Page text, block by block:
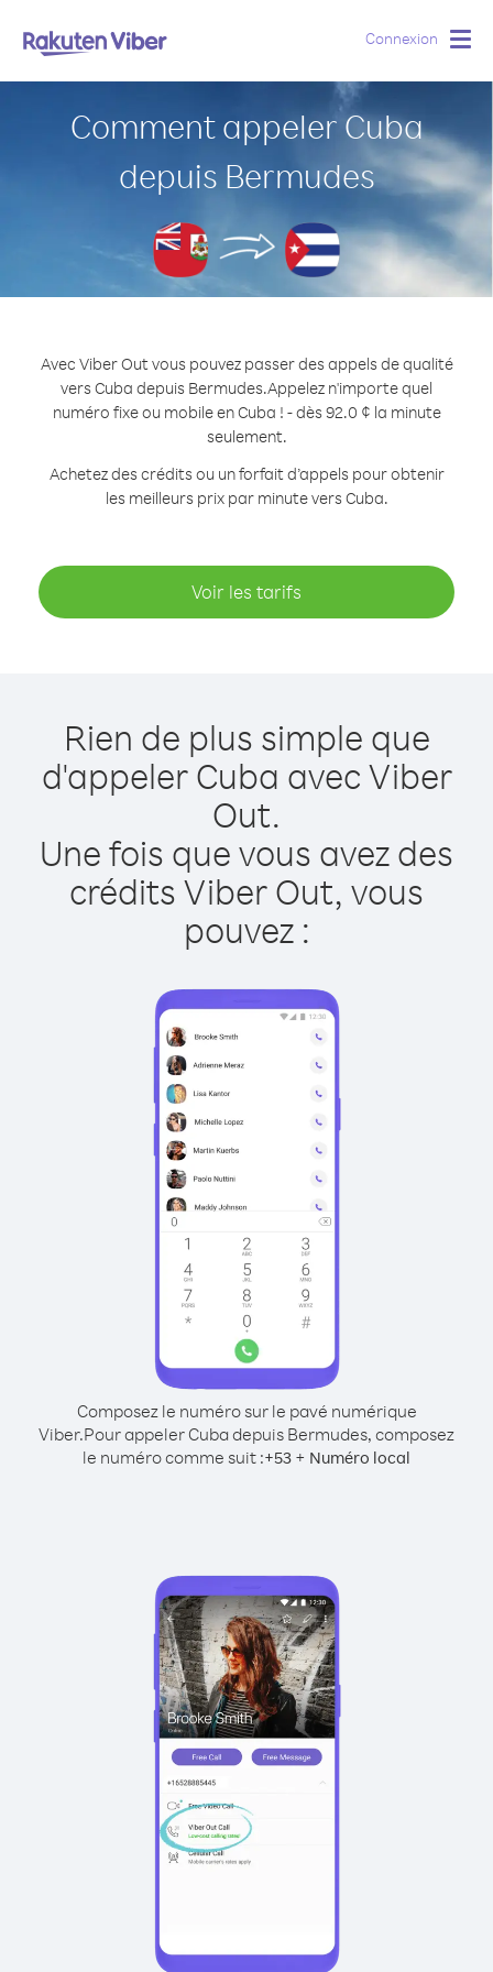
Connexion
Comment appeler Cuba
depuis Bermudes
Avec Viber Out vous pouvez passer des appels de qualité
vers Cuba depuis Bermudes.Appelez n'importe quel
numéro fixe ou mobile en Cuba ! - dès 92.0 ¢ la minute
seulement.
Achetez des crédits ou un forfait d’appels pour obtenir
les meilleurs prix par minute vers Cuba.
Voir les tarifs
Rien de plus simple que
d'appeler Cuba avec Viber
Out.
Une fois que vous avez des
crédits Viber Out, vous
pouvez :
Composez le numéro sur le pavé numérique
Viber.Pour appeler Cuba depuis Bermudes, composez
le numéro comme suit :+53 + Numéro local